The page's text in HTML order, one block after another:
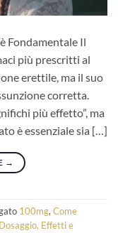
Fondamentale Il
più prescritti al
erettile, ma il suo
corretta.
più effetto”, ma
è essenziale sia […]
→
100mg,Come
Dosaggio, Effetti e